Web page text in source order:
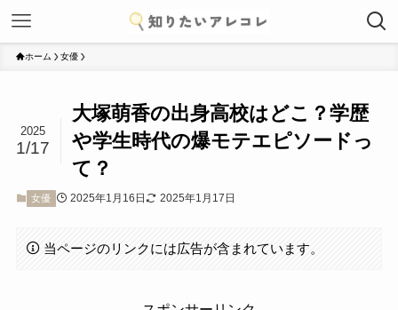
ホーム 女優
大塚萌香の出身高校はどこ？学歴
や学生時代の爆モテエピソードっ
て？
2025
1/17
女優 2025年1月16日 2025年1月17日
当ページのリンクには広告が含まれています。